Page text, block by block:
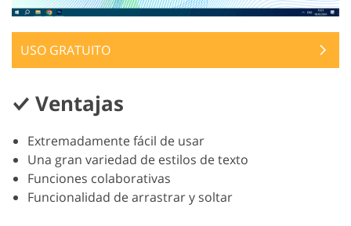
USO GRATUITO
Ventajas
Extremadamente fácil de usar
Una gran variedad de estilos de texto
Funciones colaborativas
Funcionalidad de arrastrar y soltar